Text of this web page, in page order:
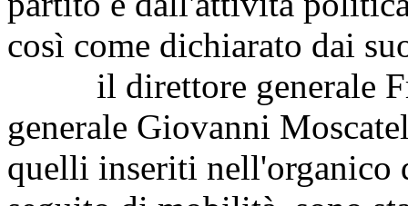
così come dichiarato dai
il direttore generale
generale Giovanni
quelli inseriti nell'organico